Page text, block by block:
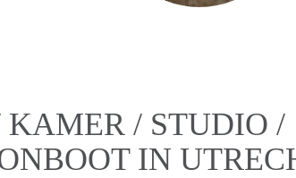
/ STUDIO /
IN